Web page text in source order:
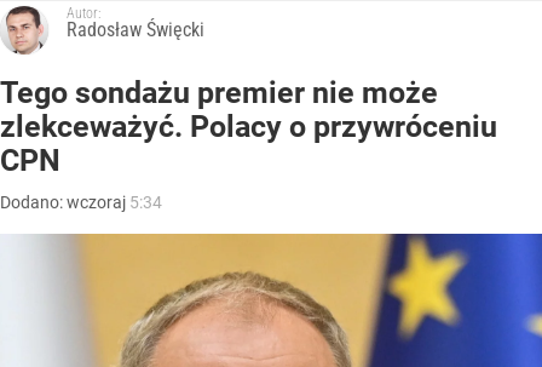
Autor:
Radosław Święcki
Tego sondażu premier nie może
zlekceważyć. Polacy o przywróceniu
CPN
Dodano:wczoraj 5:34